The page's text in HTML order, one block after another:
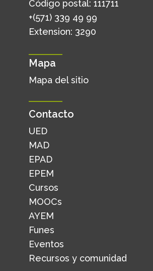
Código postal: 111711
+(571) 339 49 99
Extension: 3290
Mapa
Mapa del sitio
Contacto
UED
MAD
EPAD
EPEM
Cursos
MOOCs
AYEM
Funes
Eventos
Recursos y comunidad